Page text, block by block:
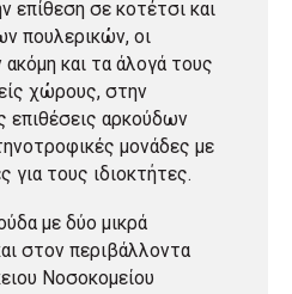
επίθεση σε κοτέτσι και
πουλερικών, οι
και τα άλογά τους
χώρους, στην
επιθέσεις αρκούδων
μονάδες με
για τους ιδιοκτήτες.
με δύο μικρά
στον περιβάλλοντα
Νοσοκομείου